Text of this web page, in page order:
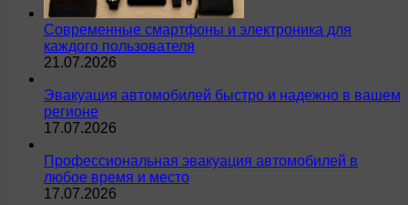
Современные смартфоны и электроника для
каждого пользователя
21.07.2026
Эвакуация автомобилей быстро и надежно в вашем
регионе
17.07.2026
Профессиональная эвакуация автомобилей в
любое время и место
17.07.2026